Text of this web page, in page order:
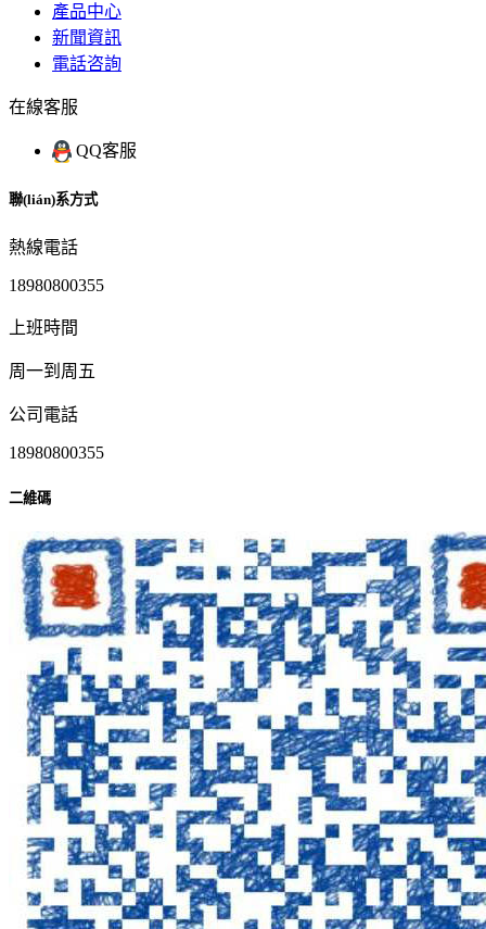
產品中心
新聞資訊
電話咨詢
在線客服
QQ客服
聯(lián)系方式
熱線電話
18980800355
上班時間
周一到周五
公司電話
18980800355
二維碼